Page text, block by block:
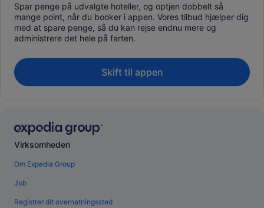
Spar penge på udvalgte hoteller, og optjen dobbelt så
mange point, når du booker i appen. Vores tilbud hjælper dig
med at spare penge, så du kan rejse endnu mere og
administrere det hele på farten.
Skift til appen
Virksomheden
Om Expedia Group
Job
Registrer dit overnatningssted